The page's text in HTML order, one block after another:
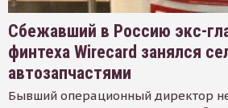
Сбежавший в Россию экс-
финтеха Wirecard занялся
автозапчастями
Бывший операционный директор